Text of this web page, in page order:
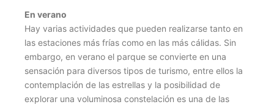
En verano
Hay varias actividades que pueden realizarse tanto en
las estaciones más frías como en las más cálidas. Sin
embargo, en verano el parque se convierte en una
sensación para diversos tipos de turismo, entre ellos la
contemplación de las estrellas y la posibilidad de
explorar una voluminosa constelación es una de las